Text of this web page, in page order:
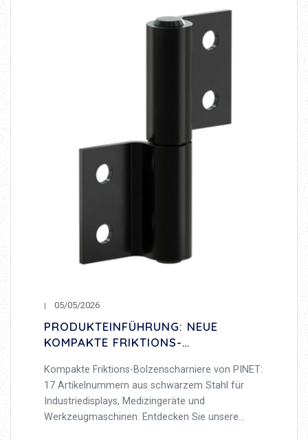
05/05/2026
PRODUKTEINFÜHRUNG: NEUE
KOMPAKTE FRIKTIONS-
Kompakte Friktions-Bolzenscharniere von PINET:
17 Artikelnummern aus schwarzem Stahl für
Industriedisplays, Medizingeräte und
Werkzeugmaschinen. Entdecken Sie unsere